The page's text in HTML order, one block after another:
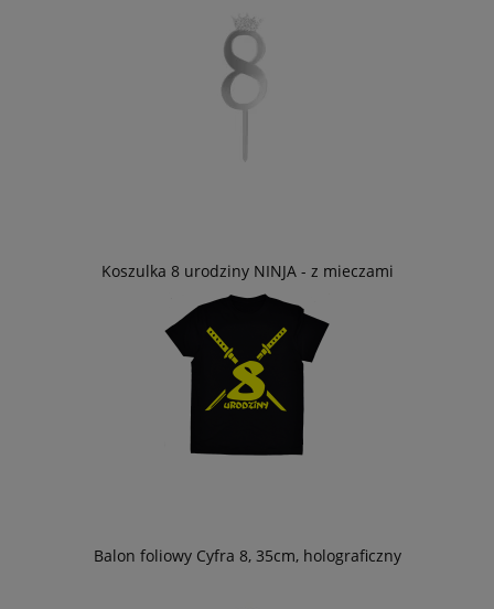
Koszulka 8 urodziny NINJA - z mieczami
Balon foliowy Cyfra 8, 35cm, holograficzny